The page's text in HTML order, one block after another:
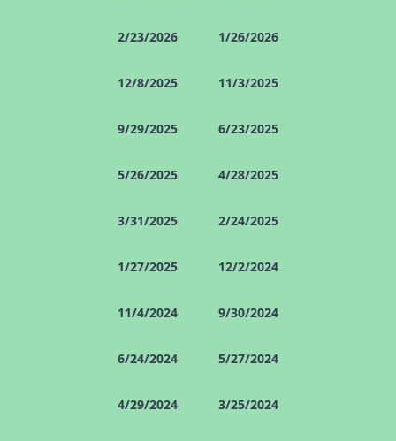
2/23/2026 1/26/2026
12/8/2025 11/3/2025
9/29/2025 6/23/2025
5/26/2025 4/28/2025
3/31/2025 2/24/2025
1/27/2025 12/2/2024
11/4/2024 9/30/2024
6/24/2024 5/27/2024
4/29/2024 3/25/2024